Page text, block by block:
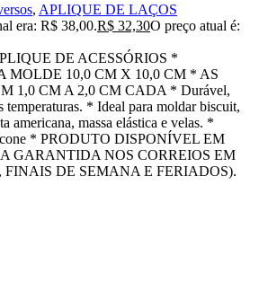
, APLIQUE DE LAÇOS
era: R$ 38,00.R$ 32,30O preço atual é:
DE ACESSÓRIOS *
10,0 CM X 10,0 CM * AS
1,0 CM A 2,0 CM CADA * Durável,
temperaturas. * Ideal para moldar biscuit,
americana, massa elástica e velas. *
* PRODUTO DISPONÍVEL EM
GARANTIDA NOS CORREIOS EM
FINAIS DE SEMANA E FERIADOS).